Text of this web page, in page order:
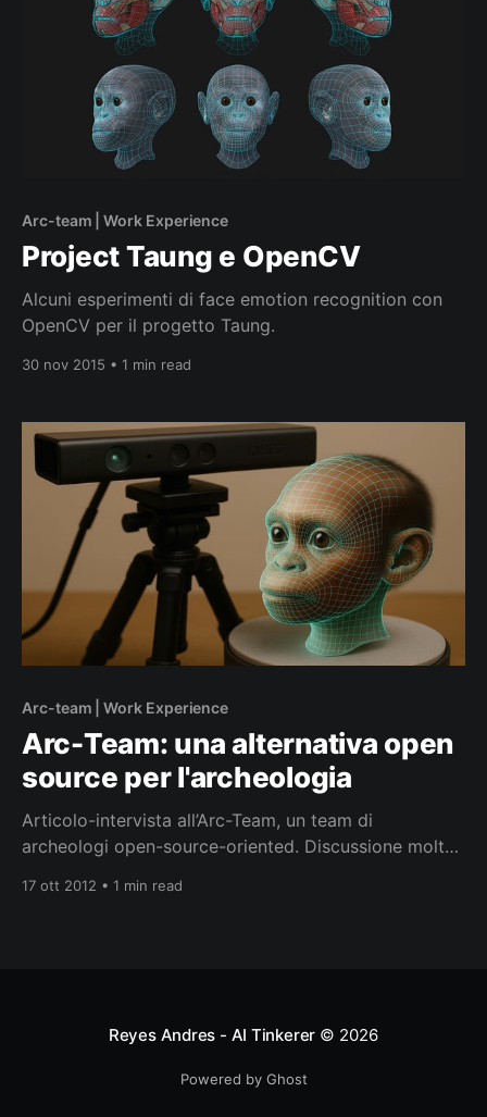
Arc-team | Work Experience
Project Taung e OpenCV
Alcuni esperimenti di face emotion recognition con
OpenCV per il progetto Taung.
30 nov 2015 • 1 min read
Arc-team | Work Experience
Arc-Team: una alternativa open
source per l'archeologia
Articolo-intervista all’Arc-Team, un team di
archeologi open-source-oriented. Discussione molto
abbiamo un intervistatore d’eccezione! Articolo
17 ott 2012 • 1 min read
Reyes Andres - AI Tinkerer © 2026
Powered by Ghost